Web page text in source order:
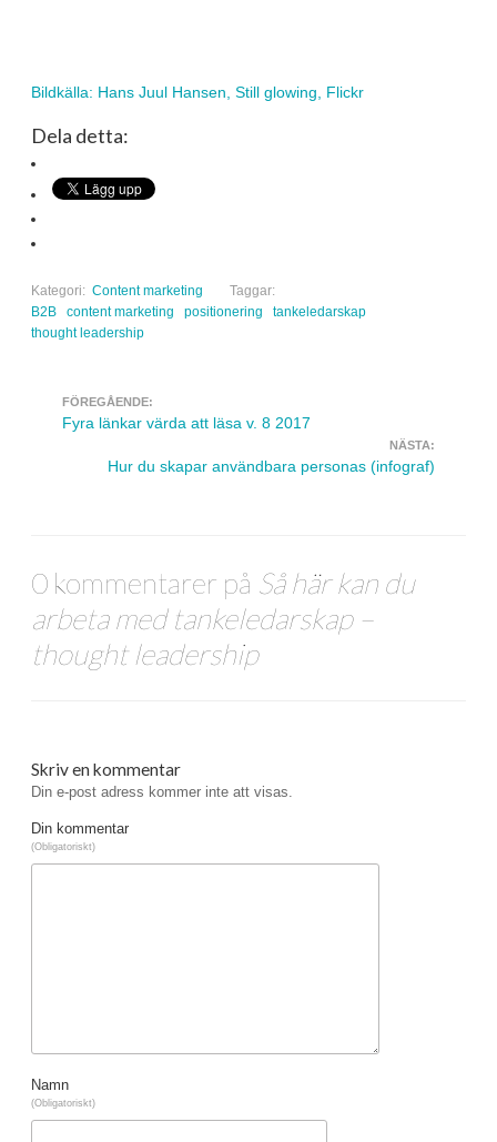
Bildkälla: Hans Juul Hansen, Still glowing, Flickr
Dela detta:
Kategori: Content marketing
Taggar:
B2B
content marketing positionering
tankeledarskap
thought leadership
Navigera inlägg
FÖREGÅENDE:
Fyra länkar värda att läsa v. 8 2017
NÄSTA:
Hur du skapar användbara personas (infograf)
0 kommentarer på Så här kan du
arbeta med tankeledarskap –
thought leadership
Skriv en kommentar
Din e-post adress kommer inte att visas.
Din kommentar
(Obligatoriskt)
Namn
(Obligatoriskt)